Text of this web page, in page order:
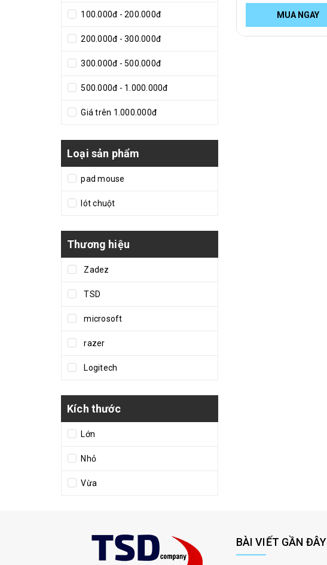
MUA NGAY
100.000đ - 200.000đ
200.000đ - 300.000đ
300.000đ - 500.000đ
500.000đ - 1.000.000đ
Giá trên 1.000.000đ
Loại sản phẩm
pad mouse
lót chuột
Thương hiệu
Zadez
TSD
microsoft
razer
Logitech
Kích thước
Lớn
Nhỏ
Vừa
BÀI VIẾT GẦN ĐÂY